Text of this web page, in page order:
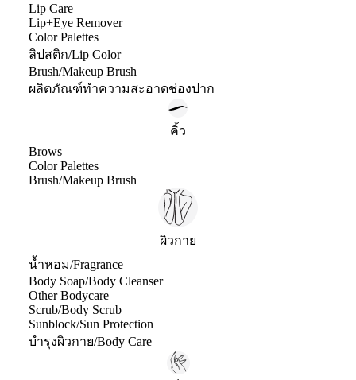
Lip Care
Lip+Eye Remover
Color Palettes
ลิปสติก/Lip Color
Brush/Makeup Brush
ผลิตภัณฑ์ทำความสะอาดช่องปาก
คิ้ว
Brows
Color Palettes
Brush/Makeup Brush
ผิวกาย
น้ำหอม/Fragrance
Body Soap/Body Cleanser
Other Bodycare
Scrub/Body Scrub
Sunblock/Sun Protection
บำรุงผิวกาย/Body Care